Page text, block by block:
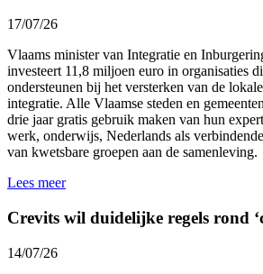
17/07/26
Vlaams minister van Integratie en
investeert 11,8 miljoen euro in organisaties
ondersteunen bij het versterken van de
integratie. Alle Vlaamse steden en
drie jaar gratis gebruik maken van hun
werk, onderwijs, Nederlands als
van kwetsbare groepen aan de samenleving.
Lees meer
Crevits wil duidelijke regels rond
14/07/26